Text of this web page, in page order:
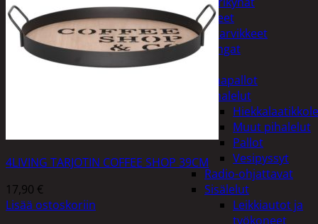
Harrasteet
Käsityötarvikkeet
Langat
Lelut
Ilmapallot
Pihalelut
Muut pihalelut
Pallot
Vesipyssyt
Radio-ohjattavat
Sisälelut
Leikkiautot ja
työkoneet
4LIVING TARJOTIN COFFEE SHOP 39CM
17,90 €
Lisää ostoskoriin